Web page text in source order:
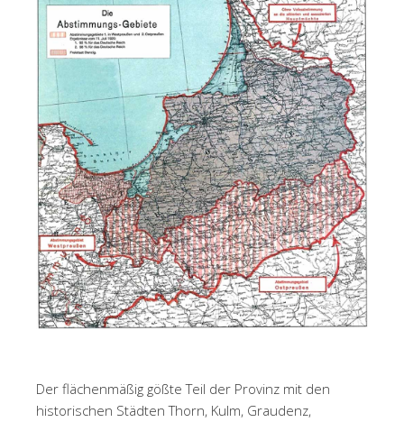
Der flächenmäßig gößte Teil der Provinz mit den
historischen Städten Thorn, Kulm, Graudenz,